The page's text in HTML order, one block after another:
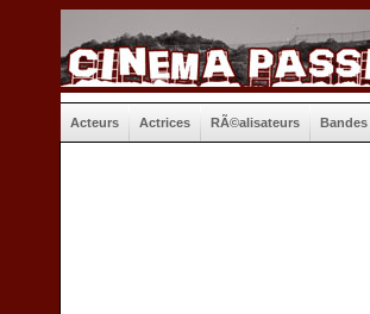
Acteurs Actrices RÃ©alisateurs